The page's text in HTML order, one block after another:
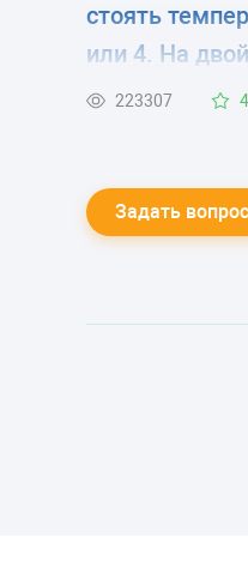
стоять
или 4. На
четверку
223307
Задать